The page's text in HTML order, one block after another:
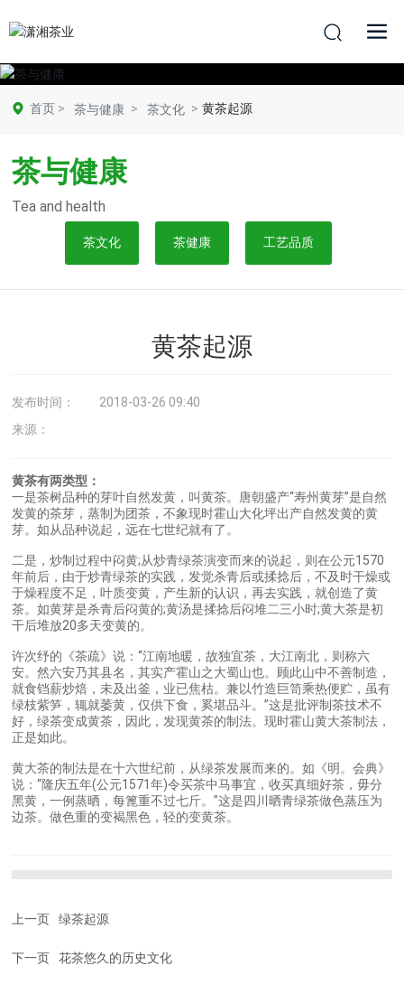
首页 茶与健康 茶文化 黄茶起源
茶与健康
Tea and health
茶文化 茶健康 工艺品质
黄茶起源
发布时间：
2018-03-26 09:40
来源：
黄茶有两类型：
一是茶树品种的芽叶自然发黄，叫黄茶。唐朝盛产“寿州黄芽”是自然
发黄的茶芽，蒸制为团茶，不象现时霍山大化坪出产自然发黄的黄
芽。如从品种说起，远在七世纪就有了。
二是，炒制过程中闷黄;从炒青绿茶演变而来的说起，则在公元1570
年前后，由于炒青绿茶的实践，发觉杀青后或揉捻后，不及时干燥或
于燥程度不足，叶质变黄，产生新的认识，再去实践，就创造了黄
茶。如黄芽是杀青后闷黄的;黄汤是揉捻后闷堆二三小时;黄大茶是初
干后堆放20多天变黄的。
许次纾的《茶疏》说：“江南地暖，故独宜茶，大江南北，则称六
安。然六安乃其县名，其实产霍山之大蜀山也。顾此山中不善制造，
就食铛薪炒焙，未及出釜，业已焦枯。兼以竹造巨笥乘热便贮，虽有
绿枝紫笋，辄就萎黄，仅供下食，奚堪品斗。”这是批评制茶技术不
好，绿茶变成黄茶，因此，发现黄茶的制法。现时霍山黄大茶制法，
正是如此。
黄大茶的制法是在十六世纪前，从绿茶发展而来的。如《明。会典》
说：“隆庆五年(公元1571年)令买茶中马事宜，收买真细好茶，毋分
黑黄，一例蒸晒，每篦重不过七斤。”这是四川晒青绿茶做色蒸压为
边茶。做色重的变褐黑色，轻的变黄茶。
上一页 绿茶起源
下一页 花茶悠久的历史文化